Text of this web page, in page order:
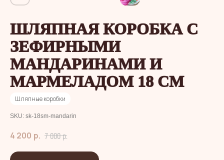
ШЛЯПНАЯ КОРОБКА C
ЗЕФИРНЫМИ
МАНДАРИНАМИ И
МАРМЕЛАДОМ 18 СМ
Шляпные коробки
SKU: sk-18sm-mandarin
4 200 р. 7 000 р.